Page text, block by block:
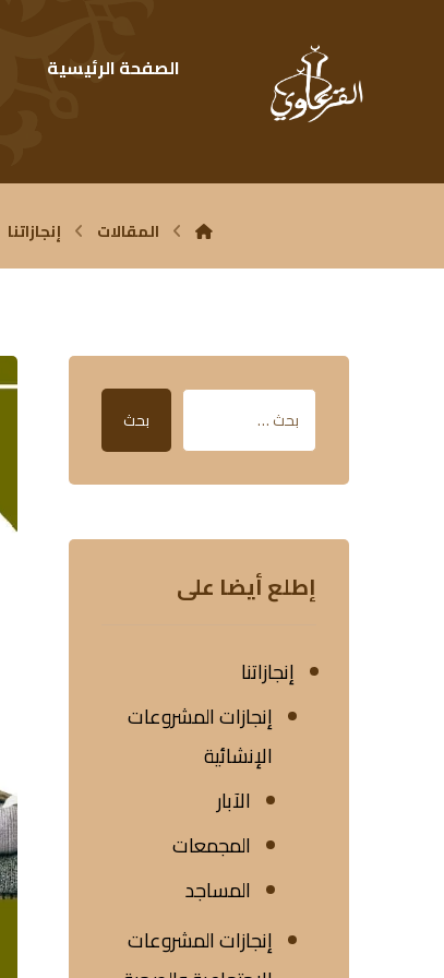
الصفحة الرئيسية
المقالات إنجازاتنا
بحث
إطلع أيضا على
إنجازاتنا
إنجازات المشروعات
الإنشائية
الآبار
المجمعات
المساجد
إنجازات المشروعات